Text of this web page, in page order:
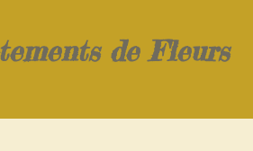
de Fleurs